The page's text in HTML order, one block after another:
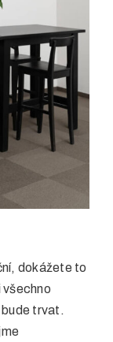
dokážete to
všechno
bude trvat.